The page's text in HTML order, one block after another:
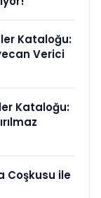
Kataloğu:
Verici
Kataloğu:
Coşkusu ile